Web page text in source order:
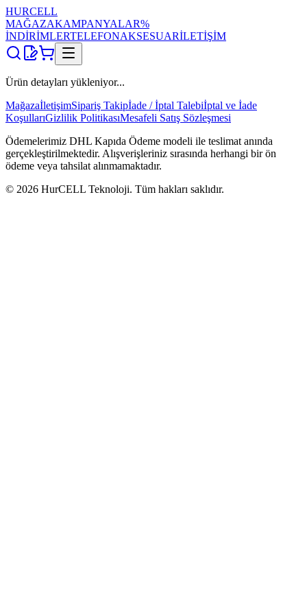
HURCELL
MAĞAZAKAMPANYALAR%
İNDİRİMLERTELEFONAKSESUARİLETİŞİM
Ürün detayları yükleniyor...
MağazaİletişimSipariş Takipİade / İptal Talebiİptal ve İade
KoşullarıGizlilik PolitikasıMesafeli Satış Sözleşmesi
Ödemelerimiz DHL Kapıda Ödeme modeli ile teslimat anında
gerçekleştirilmektedir. Alışverişleriniz sırasında herhangi bir ön
ödeme veya tahsilat alınmamaktadır.
© 2026 HurCELL Teknoloji. Tüm hakları saklıdır.